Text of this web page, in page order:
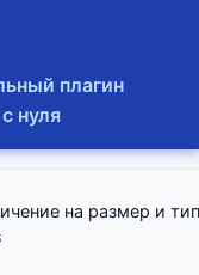
плагин
нуля
на размер и тип